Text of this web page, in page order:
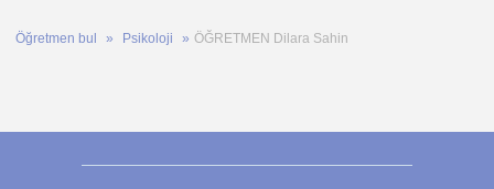
Öğretmen bul Psikoloji ÖĞRETMEN Dilara Sahin